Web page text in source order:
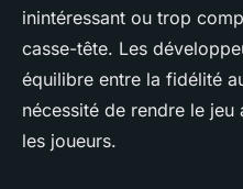
inintéressant ou trop
casse-tête. Les
équilibre entre la fidélité
nécessité de rendre le jeu
les joueurs.